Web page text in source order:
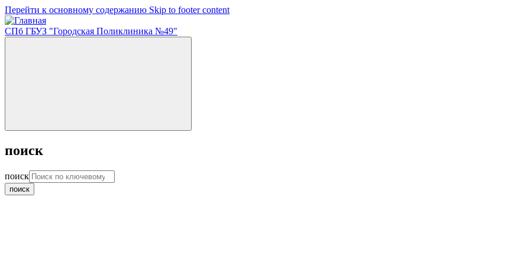
Перейти к основному содержанию Skip to footer content
СПб ГБУЗ "Городская Поликлиника №49"
поиск
поиск